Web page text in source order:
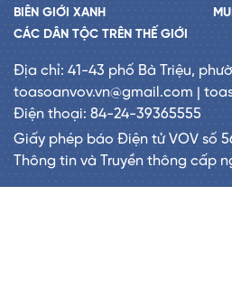
BIÊN GIỚI XANH
CÁC DÂN TỘC TRÊN THẾ GIỚI
Địa chỉ: 41-43 phố Bà Triệu,
toasoanvov.vn@gmail.com |
Điện thoại: 84-24-39365555
Giấy phép báo Điện tử VOV số
Thông tin và Truyền thông cấp